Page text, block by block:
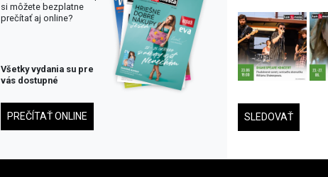
si môžete bezplatne
prečítať aj online?
Všetky vydania su pre
vás dostupné
PREČÍTAŤ ONLINE SLEDOVAŤ